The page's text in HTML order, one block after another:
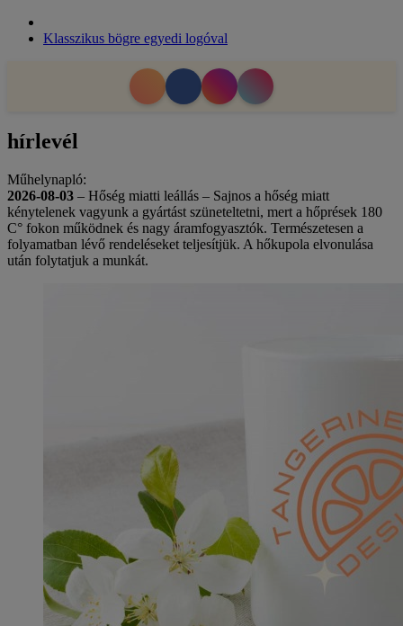
Klasszikus bögre egyedi logóval
hírlevél
Műhelynapló:
2026-08-03 – Hőség miatti leállás – Sajnos a hőség miatt
kénytelenek vagyunk a gyártást szüneteltetni, mert a hőprések 180
C° fokon működnek és nagy áramfogyasztók. Természetesen a
folyamatban lévő rendeléseket teljesítjük. A hőkupola elvonulása
után folytatjuk a munkát.